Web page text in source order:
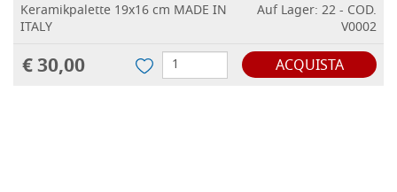
Keramikpalette 19x16 cm MADE IN
ITALY
Auf Lager: 22 - COD.
V0002
€ 30,00 ACQUISTA